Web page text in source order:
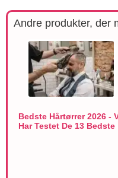
Andre produkter, der
Bedste Hårtørrer 2026 -
Har Testet De 13 Bedste